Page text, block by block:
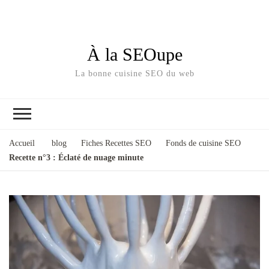
À la SEOupe
La bonne cuisine SEO du web
Accueil blog Fiches Recettes SEO
Fonds de cuisine SEO
Recette n°3 : Éclaté de nuage minute